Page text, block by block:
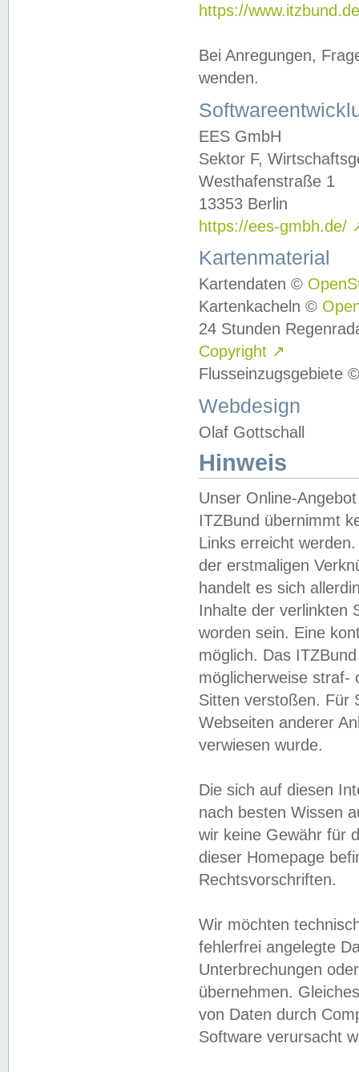
https://
Bei Anregungen,
wenden.
EES GmbH
Sektor F,
Westhafenstraße 1
13353 Berlin
https://ees-gmbh.de/
Kartenmaterial
Kartendaten ©
Kartenkacheln ©
24 Stunden
Copyright ↗
Flusseinzugsgebiete
Webdesign
Olaf Gottschall
Hinweis
Unser Online-
ITZBund übernimmt
Links erreicht
der erstmaligen
handelt es sich
Inhalte der verlinkten
worden sein. Eine
möglich. Das
möglicherweise straf-
Sitten verstoßen. Für
Webseiten anderer
verwiesen wurde.
Die sich auf diesen
nach besten Wissen
wir keine Gewähr für
dieser Homepage
Rechtsvorschriften.
Wir möchten
fehlerfrei angelegte
Unterbrechungen
übernehmen.
von Daten durch
Software verursacht